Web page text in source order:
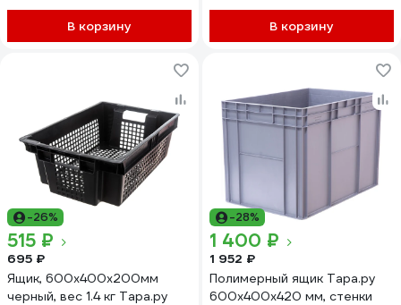
В корзину В корзину
-26%
515 ₽
695 ₽
Ящик, 600x400x200мм
черный, вес 1.4 кг Тара.ру
-28%
1 400 ₽
1 952 ₽
Полимерный ящик Тара.ру
600x400x420 мм, стенки